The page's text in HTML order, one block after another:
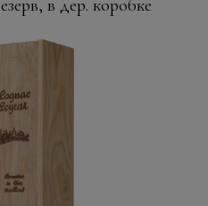
в дер. коробке